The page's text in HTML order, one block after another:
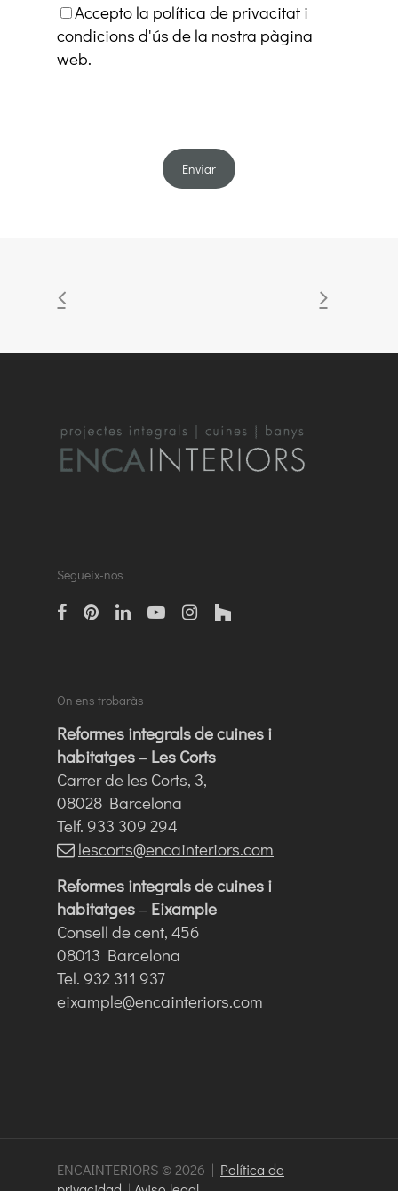
Accepto la política de privacitat i
condicions d'ús de la nostra pàgina
web.
Segueix-nos
facebook
pinterestlinkedinYoutubeinstagram
houzz
On ens trobaràs
Reformes integrals de cuines i
habitatges – Les Corts
Carrer de les Corts, 3,
08028 Barcelona
Telf. 933 309 294
lescorts@encainteriors.com
Reformes integrals de cuines i
habitatges – Eixample
Consell de cent, 456
08013 Barcelona
Tel. 932 311 937
eixample@encainteriors.com
ENCAINTERIORS © 2026 | Política de